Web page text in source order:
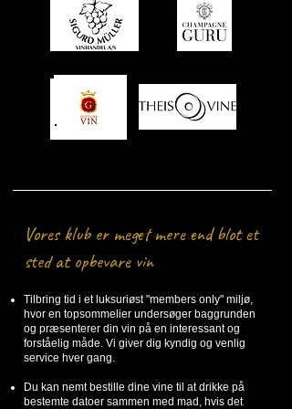
Vores klub er meget mere end blot et
sted at opbevare vin
Tilbring tid i et luksuriøst "members only" miljø,
hvor en topsommelier undersøger baggrunden
og præsenterer din vin på en interessant og
forståelig måde. Vi giver dig kyndig og venlig
service hver gang.
Du kan nemt bestille dine vine til at drikke på
bestemte datoer sammen med mad, hvis det